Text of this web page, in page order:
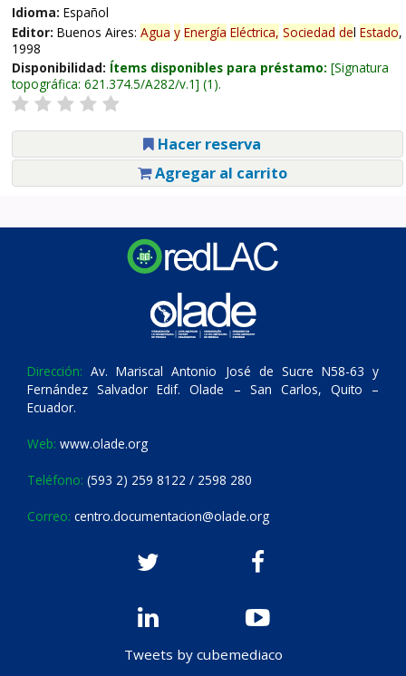
Idioma: Español
Editor: Buenos Aires: Agua y Energía Eléctrica, Sociedad del Estado,
1998
Disponibilidad: Ítems disponibles para préstamo: Signatura
topográfica: 621.374.5/A282/v.1 (1).
Hacer reserva
Agregar al carrito
Dirección: Av. Mariscal Antonio José de Sucre N58-63 y
Fernández Salvador Edif. Olade – San Carlos, Quito –
Ecuador.
Web: www.olade.org
Teléfono: (593 2) 259 8122 / 2598 280
Correo: centro.documentacion@olade.org
Tweets by cubemediaco